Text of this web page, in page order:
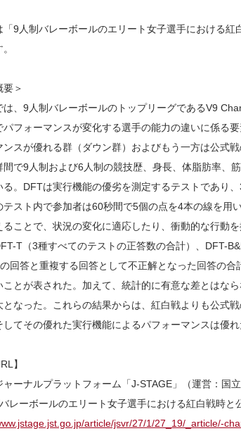
「9人制バレーボールのエリート女子選手における
要＞
は、9人制バレーボールのトップリーグであるV9
パフォーマンスが変化する選手の能力の違いに係る
ンスが優れる群（ダウン群）およびもう一方は公式
間で9人制および6人制の競技歴、身長、体脂肪率、
る。DFTは実行機能の優劣を測定するテストであり
テスト内で参加者は60秒間で5個の点を4本の線を用
ることで、状況の変化に適応したり、衝動的な行動
T（3種すべてのテストの正答数の合計）、DFT-
回答と重複する回答として不正解となった回答の
ことが表された。加えて、統計的に有意な差とはな
となった。これらの結果からは、紅白戦よりも公式
してその優れた実行機能によるパフォーマンスは優
】
ーナルプラットフォーム「J-STAGE」（運営：国
バレーボールのエリート女子選手における紅白戦時
article/jsvr/27/1/27_19/_article/-